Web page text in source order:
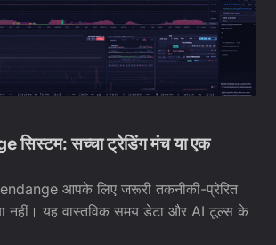
सिस्टम: सच्चा ट्रेडिंग मंच या एक
आपके लिए जरूरी तकनीकी-प्रेरित
नहीं। यह वास्तविक समय डेटा और AI टूल्स के